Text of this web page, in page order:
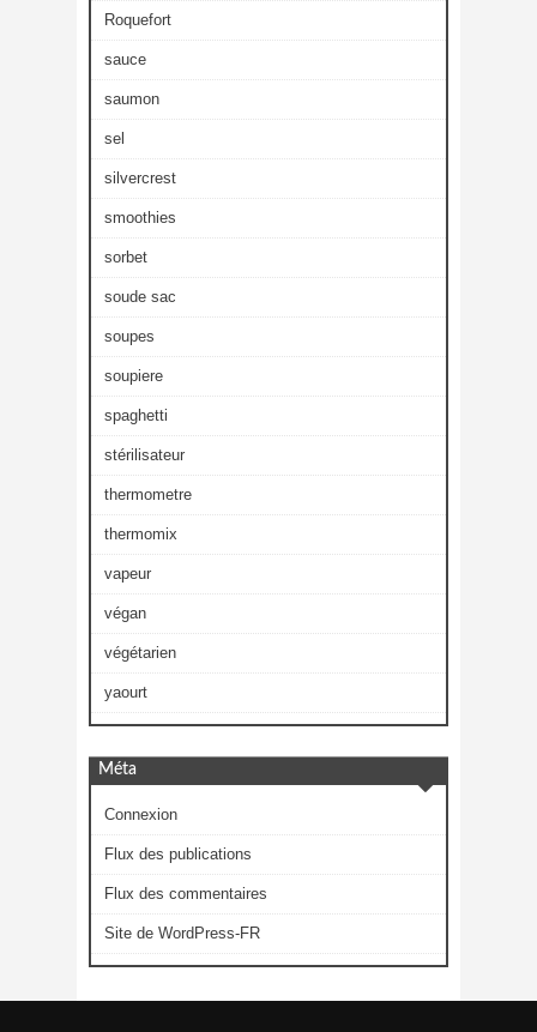
Roquefort
sauce
saumon
sel
silvercrest
smoothies
sorbet
soude sac
soupes
soupiere
spaghetti
stérilisateur
thermometre
thermomix
vapeur
végan
végétarien
yaourt
Méta
Connexion
Flux des publications
Flux des commentaires
Site de WordPress-FR